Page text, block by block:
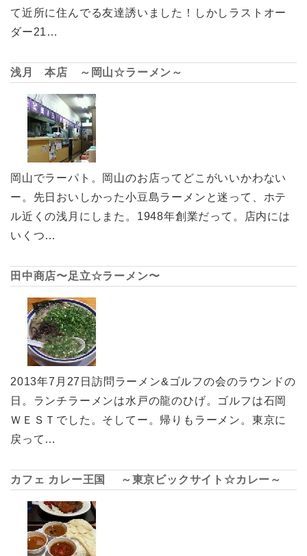
て近所に住んでる友達誘いました！しかしラストオー
ダー21…
浅月 本店 ～岡山☆ラーメン～
岡山でラーパト。岡山のお店ってどこがいいかわない
ー。先日おいしかった小豆島ラーメンと迷って、ホテ
ル近くの浅月にしまた。1948年創業だって。店内には
いくつ…
田中商店〜足立☆ラーメン〜
2013年7月27日訪問ラーメン&ゴルフの会のラウンドの
日。ランチラーメンは水戸の龍のひげ。ゴルフは石岡
ＷＥＳＴでした。そしてー。帰りもラーメン。東京に
戻って…
カフェ カレー王国 ～東京ビックサイト☆カレー～